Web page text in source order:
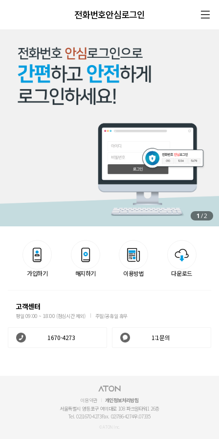
전화번호안심로그인
1 /2
가입하기 해지하기 이용방법 다운로드
고객센터
평일 09:00 ~ 18:00 (점심시간 제외) 주말/공휴일 휴무
1670-4273 1:1문의
이용약관
개인정보처리방침
서울특별시 영등포구 여의대로 108 파크원타워1 26층
Tel. 02)1670-4273Fax. 02)786-4274우.07335
© ATON Inc.